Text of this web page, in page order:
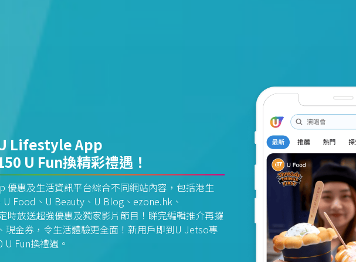
Lifestyle App
U Fun換精彩禮遇！
優惠及生活資訊平台綜合不同網站內容，包括港生
U Food、U Beauty、U Blog、ezone.hk、
時放送超強優惠及獨家影片節目！睇完編輯推介再攞
現金券，令生活體驗更全面！新用戶即到U Jetso專
U Fun換禮遇。